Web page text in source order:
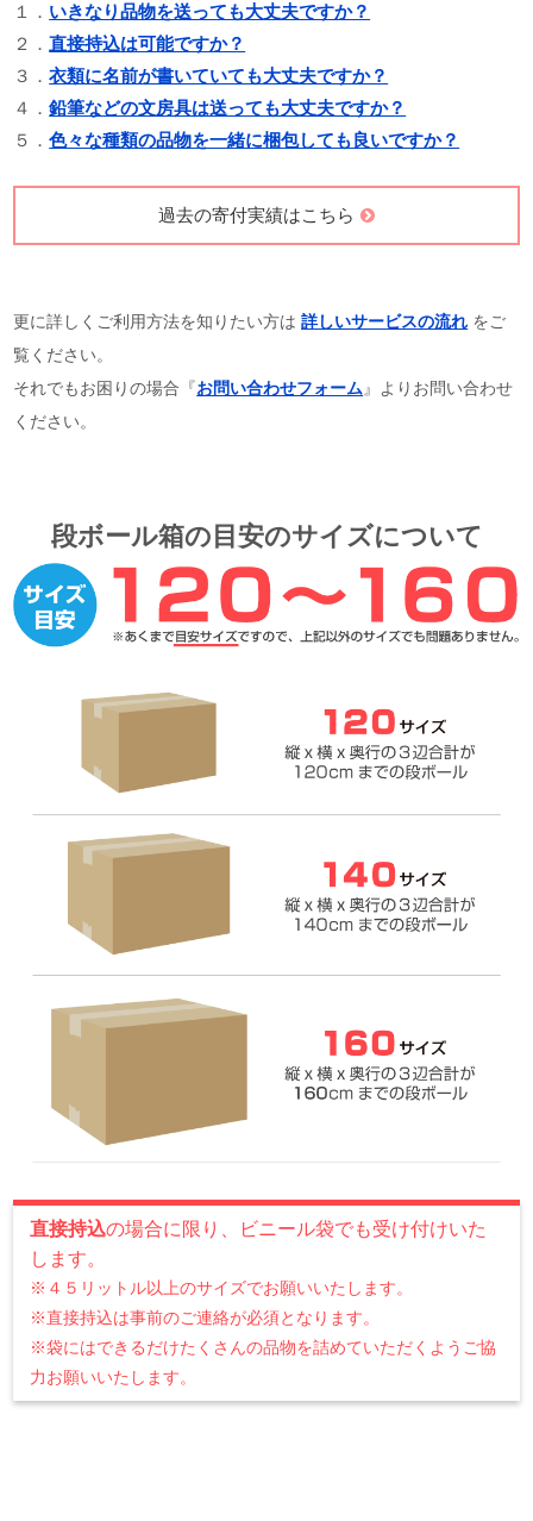
１． いきなり品物を送っても大丈夫ですか？
２．直接持込は可能ですか？
３．衣類に名前が書いていても大丈夫ですか？
４．鉛筆などの文房具は送っても大丈夫ですか？
５．色々な種類の品物を一緒に梱包しても良いですか？
過去の寄付実績はこちら
更に詳しくご利用方法を知りたい方は詳しいサービスの流れ をご
覧ください。
それでもお困りの場合『お問い合わせフォーム』よりお問い合わせ
ください。
段ボール箱の目安のサイズについて
直接持込の場合に限り、ビニール袋でも受け付けいた
します。
※４５リットル以上のサイズでお願いいたします。
※直接持込は事前のご連絡が必須となります。
※袋にはできるだけたくさんの品物を詰めていただくようご協
力お願いいたします。